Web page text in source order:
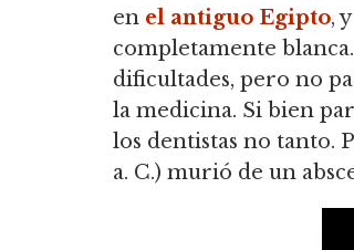
en el antiguo Egipto,
completamente
dificultades, pero no
la medicina. Si bien
los dentistas no tanto.
a. C.) murió de un